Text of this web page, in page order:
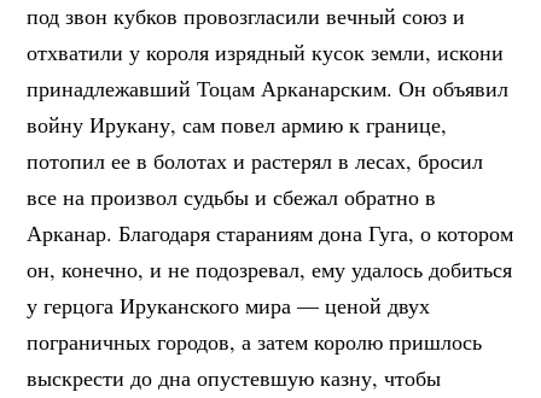
под звон кубков провозгласили вечный союз и
отхватили у короля изрядный кусок земли, искони
принадлежавший Тоцам Арканарским. Он объявил
войну Ирукану, сам повел армию к границе,
потопил ее в болотах и растерял в лесах, бросил
все на произвол судьбы и сбежал обратно в
Арканар. Благодаря стараниям дона Гуга, о котором
он, конечно, и не подозревал, ему удалось добиться
у герцога Ируканского мира — ценой двух
пограничных городов, а затем королю пришлось
выскрести до дна опустевшую казну, чтобы